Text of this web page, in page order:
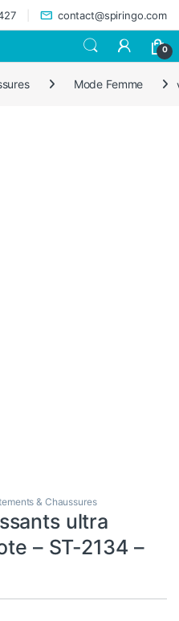
contact@spiringo.com
0
Mode Femme
& Chaussures
ultra
– ST-2134 –